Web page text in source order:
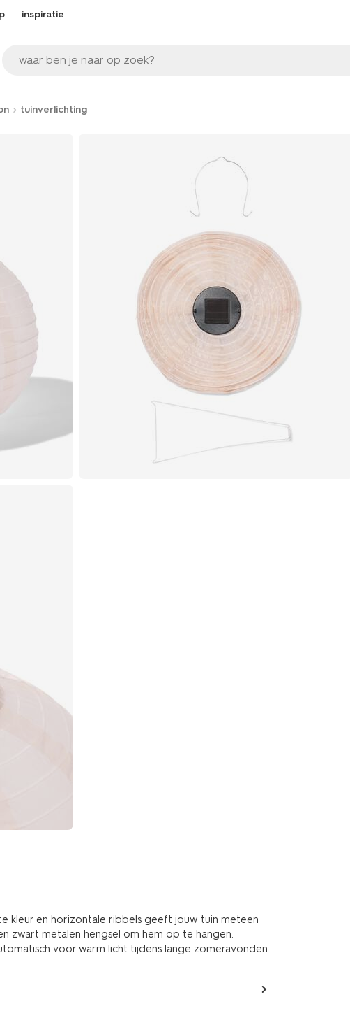
inspiratie
waar ben je naar op zoek?
tuinverlichting
kleur en horizontale ribbels geeft jouw tuin meteen
zwart metalen hengsel om hem op te hangen.
voor warm licht tijdens lange zomeravonden.